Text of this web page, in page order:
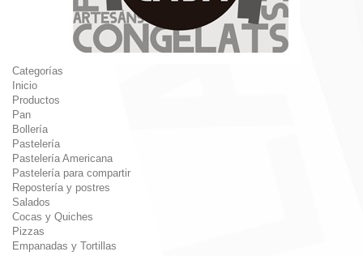
Categorías
Inicio
Productos
Pan
Bollería
Pastelería
Pastelería Americana
Pastelería para compartir
Repostería y postres
Salados
Cocas y Quiches
Pizzas
Empanadas y Tortillas